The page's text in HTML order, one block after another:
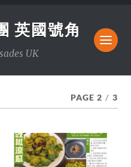
英國號角
UK
PAGE 2 / 3